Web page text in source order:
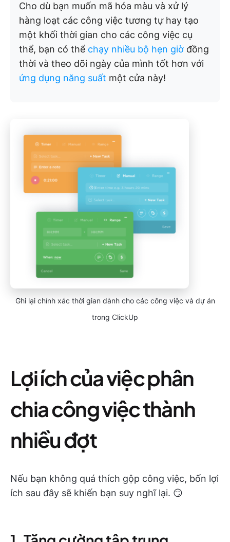
Cho dù bạn muốn mã hóa màu và xử lý
hàng loạt các công việc tương tự hay tạo
một khối thời gian cho các công việc cụ
thể, bạn có thể chạy nhiều bộ hẹn giờ đồng
thời và theo dõi ngày của mình tốt hơn với
ứng dụng năng suất một cửa này!
Ghi lại chính xác thời gian dành cho các công việc và dự án
trong ClickUp
Lợi ích của việc phân
chia công việc thành
nhiều đợt
Nếu bạn không quá thích gộp công việc, bốn lợi
ích sau đây sẽ khiến bạn suy nghĩ lại. 😏